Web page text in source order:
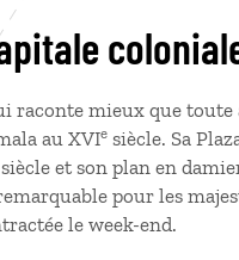
raconte mieux que
au XVIe siècle. Sa
siècle et son plan en
pour les
le week-end.